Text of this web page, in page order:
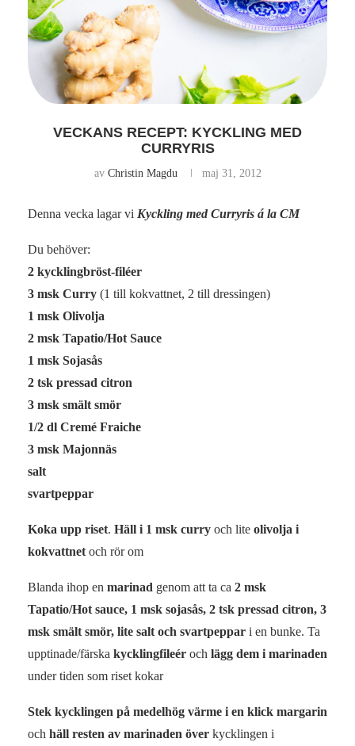
VECKANS RECEPT: KYCKLING MED
CURRYRIS
av Christin Magdu maj 31, 2012
Denna vecka lagar vi Kyckling med Curryris á la CM
Du behöver:
2 kycklingbröst-filéer
3 msk Curry (1 till kokvattnet, 2 till dressingen)
1 msk Olivolja
2 msk Tapatio/Hot Sauce
1 msk Sojasås
2 tsk pressad citron
3 msk smält smör
1/2 dl Cremé Fraiche
3 msk Majonnäs
salt
svartpeppar
Koka upp riset. Häll i 1 msk curry och lite olivolja i
kokvattnet och rör om
Blanda ihop en marinad genom att ta ca 2 msk
Tapatio/Hot sauce, 1 msk sojasås, 2 tsk pressad citron, 3
msk smält smör, lite salt och svartpeppar i en bunke. Ta
upptinade/färska kycklingfileér och lägg dem i marinaden
under tiden som riset kokar
Stek kycklingen på medelhög värme i en klick margarin
och häll resten av marinaden över kycklingen i